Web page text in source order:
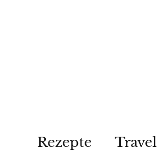
Rezepte Travel